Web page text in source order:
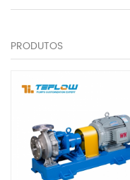
PRODUTOS